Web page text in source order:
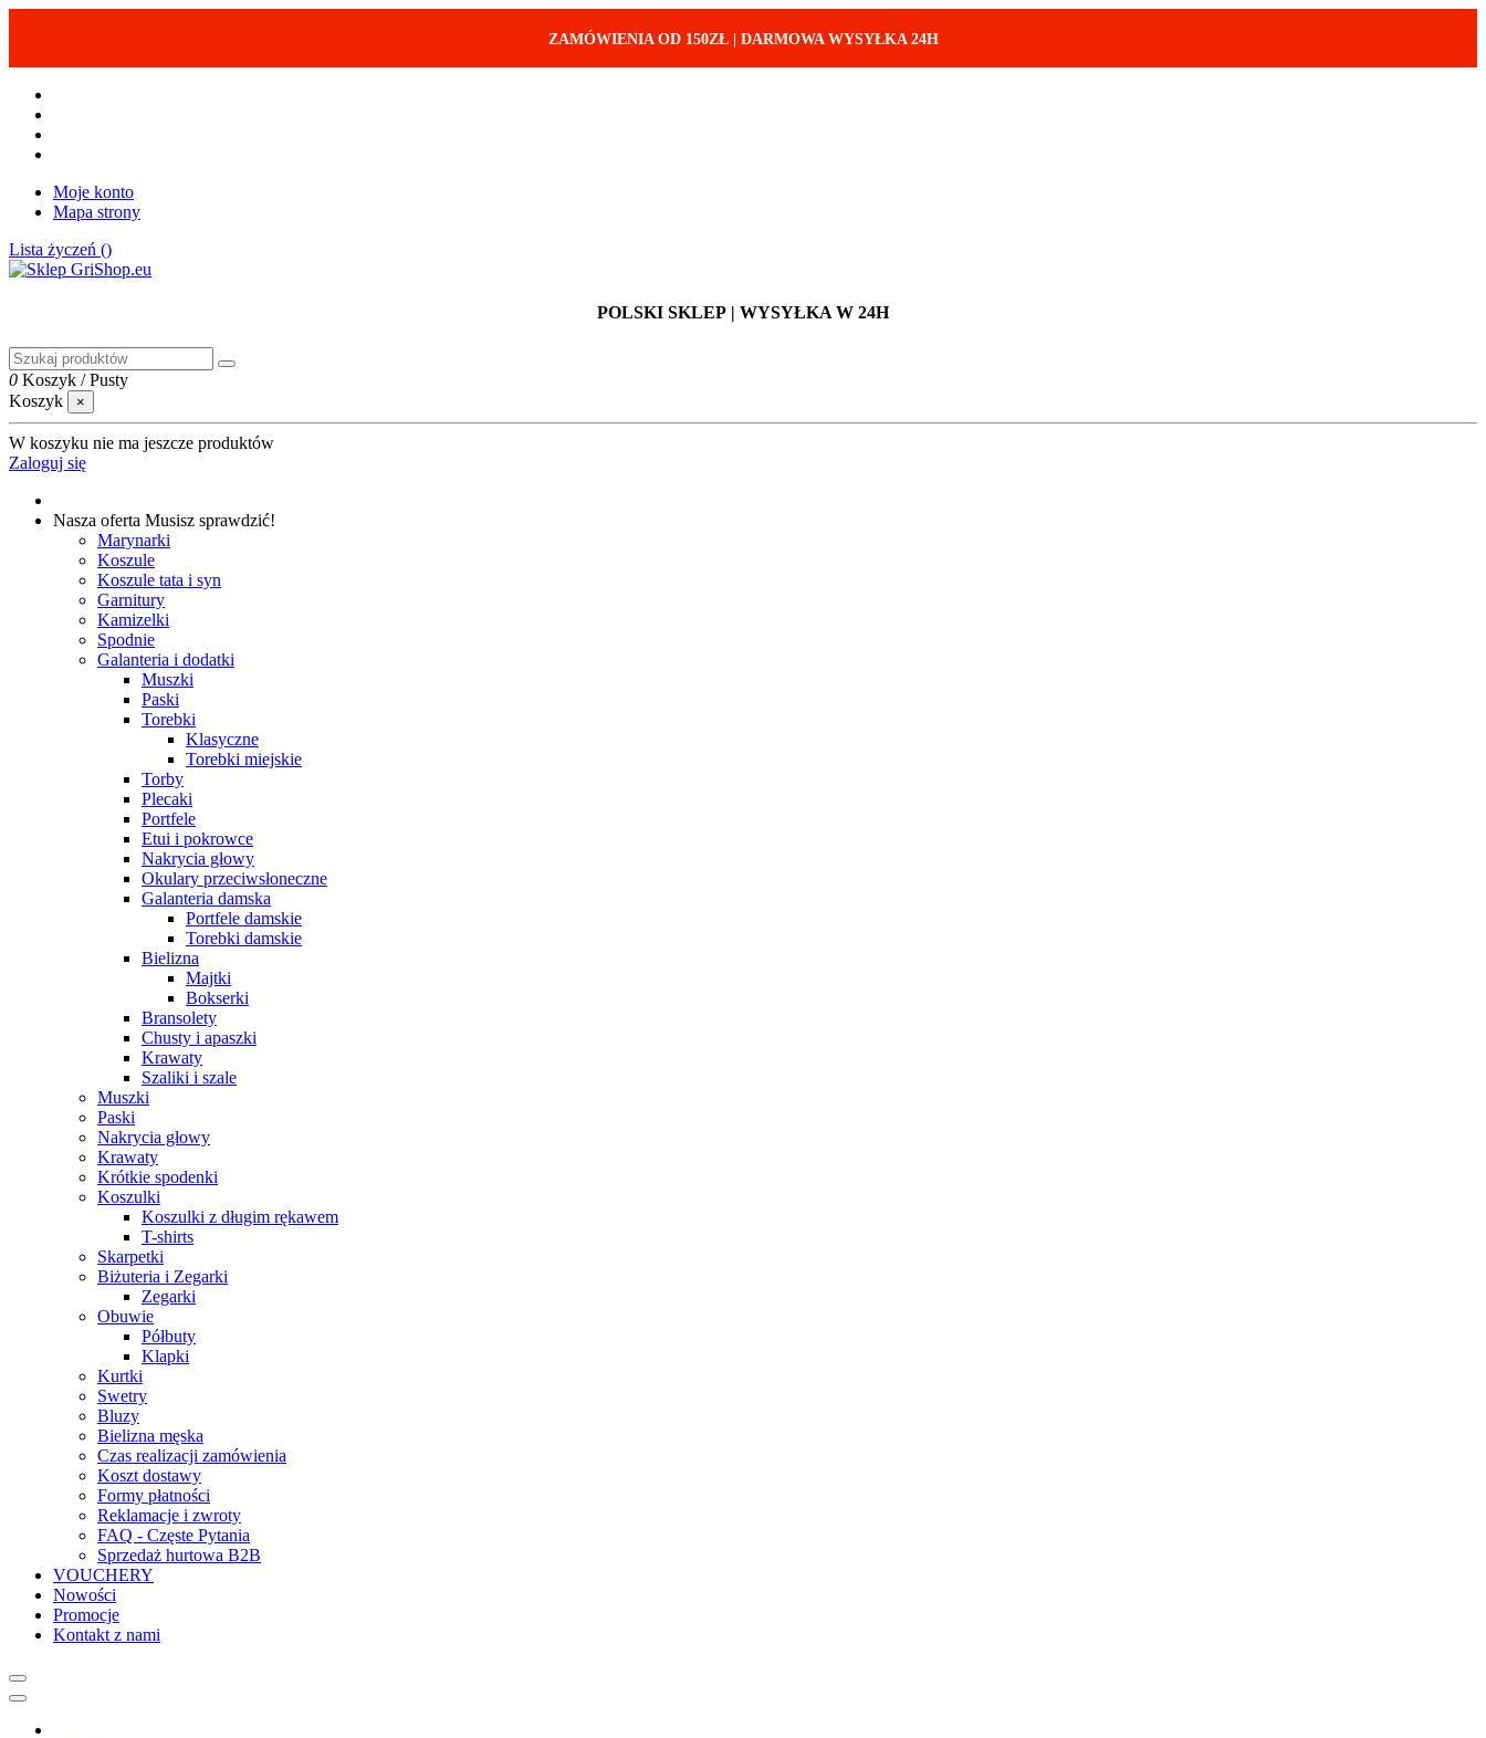
ZAMÓWIENIA OD 150ZŁ| DARMOWA WYSYŁKA 24H
Moje konto
Mapa strony
Lista życzeń ()
POLSKI SKLEP | WYSYŁKA W 24H
0 Koszyk /Pusty
Koszyk
×
W koszyku nie ma jeszcze produktów
Zaloguj się
Nasza oferta Musisz sprawdzić!
Marynarki
Koszule
Koszule tata i syn
Garnitury
Kamizelki
Spodnie
Galanteria i dodatki
Muszki
Paski
Torebki
Klasyczne
Torebki miejskie
Torby
Plecaki
Portfele
Etui i pokrowce
Nakrycia głowy
Okulary przeciwsłoneczne
Galanteria damska
Portfele damskie
Torebki damskie
Bielizna
Majtki
Bokserki
Bransolety
Chusty i apaszki
Krawaty
Szaliki i szale
Muszki
Paski
Nakrycia głowy
Krawaty
Krótkie spodenki
Koszulki
Koszulki z długim rękawem
T-shirts
Skarpetki
Biżuteria i Zegarki
Zegarki
Obuwie
Półbuty
Klapki
Kurtki
Swetry
Bluzy
Bielizna męska
Czas realizacji zamówienia
Koszt dostawy
Formy płatności
Reklamacje i zwroty
FAQ - Częste Pytania
Sprzedaż hurtowa B2B
VOUCHERY
Nowości
Promocje
Kontakt z nami